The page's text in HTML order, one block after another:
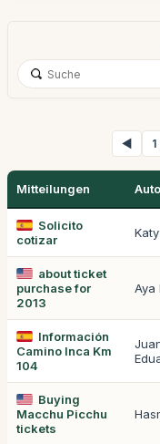
◀ 1
Mitteilungen
Solicito
cotizar
Katy
about ticket
purchase for
2013
Aya
Información
Camino Inca Km
104
Buying
Macchu Picchu
tickets